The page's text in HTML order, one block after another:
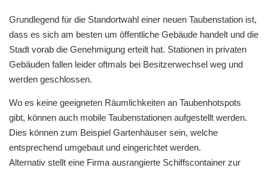
Grundlegend für die Standortwahl einer neuen Taubenstation ist,
dass es sich am besten um öffentliche Gebäude handelt und die
Stadt vorab die Genehmigung erteilt hat. Stationen in privaten
Gebäuden fallen leider oftmals bei Besitzerwechsel weg und
werden geschlossen.
Wo es keine geeigneten Räumlichkeiten an Taubenhotspots
gibt, können auch mobile Taubenstationen aufgestellt werden.
Dies können zum Beispiel Gartenhäuser sein, welche
entsprechend umgebaut und eingerichtet werden.
Alternativ stellt eine Firma ausrangierte Schiffscontainer zur